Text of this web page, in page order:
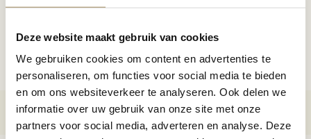
Deze website maakt gebruik van cookies
We gebruiken cookies om content en advertenties te
personaliseren, om functies voor social media te bieden
en om ons websiteverkeer te analyseren. Ook delen we
informatie over uw gebruik van onze site met onze
partners voor social media, adverteren en analyse. Deze